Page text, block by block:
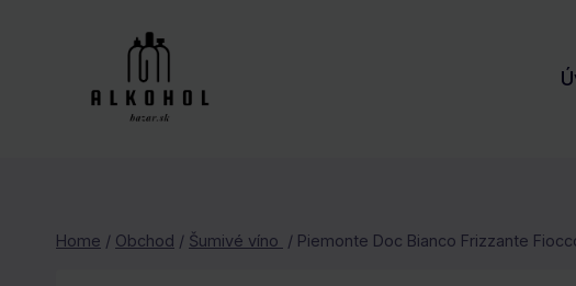
Home / Obchod / Šumivé víno / Piemonte Doc Bianco Frizzante